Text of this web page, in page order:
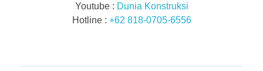
Youtube : Dunia Konstruksi
Hotline : +62 818-0705-6556